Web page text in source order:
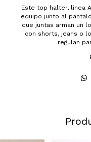
Este top halter, linea
equipo junto al
que juntas arman un
con shorts, jeans o
regulan